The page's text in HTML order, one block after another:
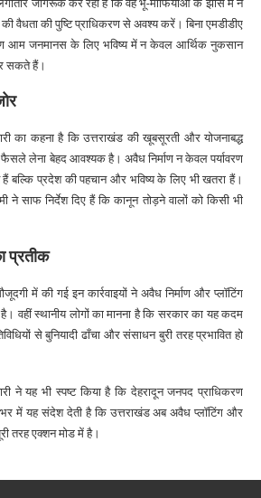
जागरूक कर रहा है कि वह भू-माफियाओं के झांसे में न
की वैधता की पुष्टि प्राधिकरण से अवश्य करें। बिना एमडीडीए
आम जनमानस के लिए भविष्य में न केवल आर्थिक नुकसान
सकते हैं।
का कहना है कि उत्तराखंड की खूबसूरती और योजनाबद्ध
लेना बेहद आवश्यक है। अवैध निर्माण न केवल पर्यावरण
बल्कि प्रदेश की पहचान और भविष्य के लिए भी खतरा हैं।
ने साफ निर्देश दिए हैं कि कानून तोड़ने वालों को किसी भी
प्रतीक
में की गई इन कार्रवाइयों ने अवैध निर्माण और प्लॉटिंग
वहीं स्थानीय लोगों का मानना है कि सरकार का यह कदम
से बुनियादी ढाँचा और संसाधन बुरी तरह प्रभावित हो
ने यह भी स्पष्ट किया है कि देहरादून जनपद प्राधिकरण
में यह संदेश देती है कि उत्तराखंड अब अवैध प्लॉटिंग और
तरह एक्शन मोड में है।